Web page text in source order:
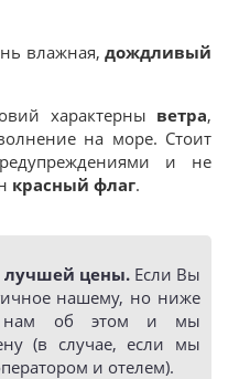
влажная,дождливый
характерны ветра,
на море. Стоит
и не
красный флаг.
лучшей цены. Если Вы
нашему, но ниже
нам об этом и мы
(в случае, если мы
и отелем).